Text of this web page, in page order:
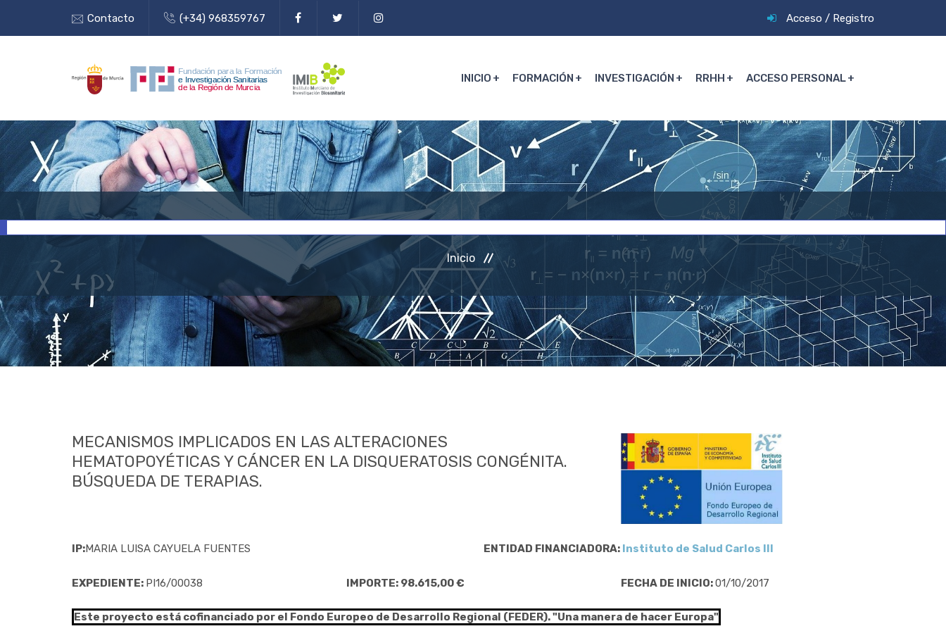
Contacto (+34) 968359767 Acceso / Registro
INICIO FORMACIÓN INVESTIGACIÓN RRHH ACCESO PERSONAL
Inicio
MECANISMOS IMPLICADOS EN LAS ALTERACIONES
HEMATOPOYÉTICAS Y CÁNCER EN LA DISQUERATOSIS CONGÉNITA.
BÚSQUEDA DE TERAPIAS.
IP:MARIA LUISA CAYUELA FUENTES ENTIDAD FINANCIADORA: Instituto de Salud Carlos III
EXPEDIENTE: PI16/00038 IMPORTE: 98.615,00 € FECHA DE INICIO:01/10/2017
Este proyecto está cofinanciado por el Fondo Europeo de Desarrollo Regional (FEDER). "Una manera de hacer Europa"